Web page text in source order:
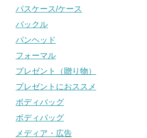
パスケース/ケース
バックル
パンヘッド
フォーマル
プレゼント（贈り物）
プレゼントにおススメ
ボディバッグ
ボディバッグ
メディア・広告